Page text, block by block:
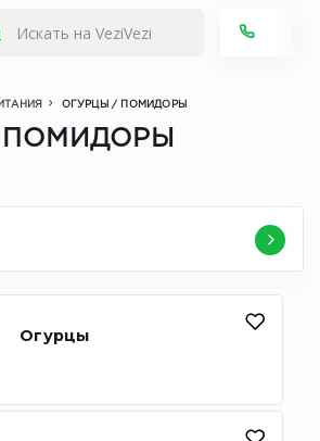
ОГУРЦЫ / ПОМИДОРЫ
Огурцы